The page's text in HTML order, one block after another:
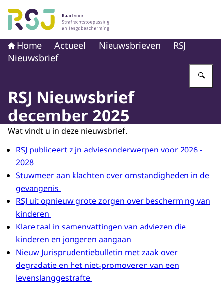
Naar de homepage van Raad voor
Home Actueel Nieuwsbrieven
RSJ
Nieuwsbrief
RSJ Nieuwsbrief
december 2025
Wat vindt u in deze nieuwsbrief.
RSJ publiceert zijn adviesonderwerpen voor 2026 -
2028
Stuwmeer aan klachten over omstandigheden in de
gevangenis
RSJ uit opnieuw grote zorgen over bescherming van
kinderen
Klare taal in samenvattingen van adviezen die
kinderen en jongeren aangaan
Nieuw Jurisprudentiebulletin met zaak over
degradatie en het niet-promoveren van een
levenslanggestrafte